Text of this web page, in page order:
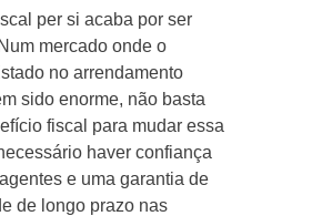
per si acaba por ser
mercado onde o
no arrendamento
sido enorme, não basta
fiscal para mudar essa
haver confiança
e uma garantia de
de longo prazo nas